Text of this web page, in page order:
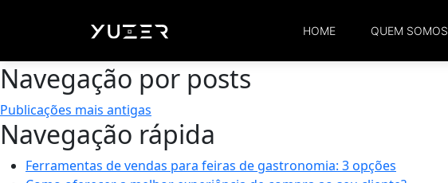
HOME QUEM SOMOS
Autor:Nicolas Yuzer
Navegação por posts
Publicações mais antigas
Navegação rápida
Ferramentas de vendas para feiras de gastronomia: 3 opções